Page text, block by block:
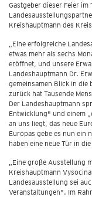
Gastgeber dieser Feier
Kreishauptmann des
„Eine erfolgreiche
etwas mehr als sechs
eröffnet, und unsere
Landeshauptmann Dr.
gemeinsamen Blick in die
zurück hat Tausende
Der Landeshauptmann
Entwicklung" und einem
an uns liegt, das neue
Europas gebe es nun ein
haben eine neue Tür in
„Eine große Ausstellung
Kreishauptmann
Landesausstellung sei
Veranstaltungen". Im